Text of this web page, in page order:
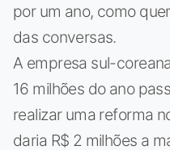
por um ano, como
das conversas.
A empresa sul-
16 milhões do ano
realizar uma reforma
daria R$ 2 milhões a